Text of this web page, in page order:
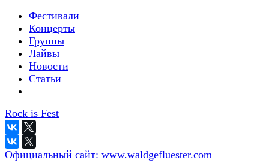
Фестивали
Концерты
Группы
Лайвы
Новости
Статьи
Rock is Fest
Официальный сайт: www.waldgefluester.com